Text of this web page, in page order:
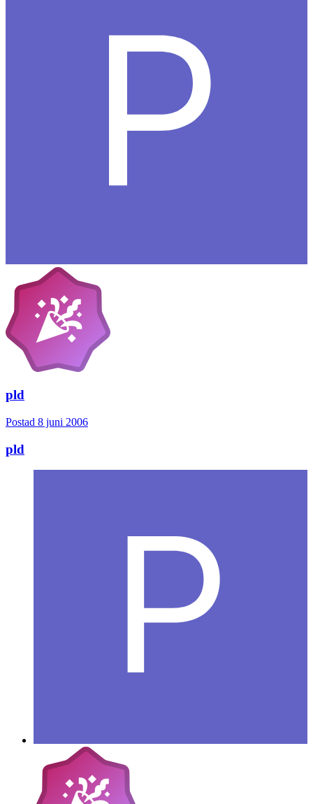
pld
Postad 8 juni 2006
pld